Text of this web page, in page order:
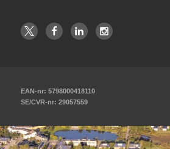
EAN-nr: 5798000418110
SE/CVR-nr: 29057559